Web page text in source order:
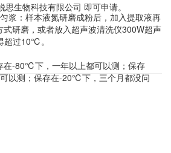
：样本液氮研磨成粉后，加入提取液再
研磨，或者放入超声波清洗仪300W超声
超过10℃。
-80℃下，一年以上都可以测；保存
以测；保存在-20℃下，三个月都没问
生物科技有限公司 即可申请。